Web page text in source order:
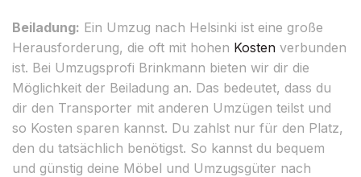
Beiladung: Ein Umzug nach Helsinki ist eine große
Herausforderung, die oft mit hohen Kosten verbunden
ist. Bei Umzugsprofi Brinkmann bieten wir dir die
Möglichkeit der Beiladung an. Das bedeutet, dass du
dir den Transporter mit anderen Umzügen teilst und
so Kosten sparen kannst. Du zahlst nur für den Platz,
den du tatsächlich benötigst. So kannst du bequem
und günstig deine Möbel und Umzugsgüter nach